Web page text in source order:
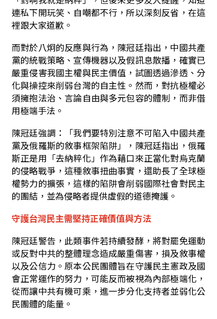
連私下開玩笑、自嘲都不行，所以深刻反省，在這
裡跟大家道歉。
而對於八炯的反應與行為，陳冠廷指出，中國共產
黨的統戰策略、宣傳機器以及假訊息散播，確實已
嚴重侵害我國主權與民主價值，試圖透過滲透、分
化與操控來削弱台灣的自主性。然而，對抗極權必
須擁抱法治、言論自由與多元包容的體制，而非借
用極端手法。
陳冠廷強調：「我們要特別注意不可陷入中國共產
黨及俄羅斯的敘事框架陷阱」，陳冠廷指出，俄羅
斯正是用「去納粹化」作為藉口來正當化對烏克蘭
的侵略戰爭，這種敘事扭曲事實，還助長了全球極
權勢力的擴張，這樣的陷阱會削弱國際社會對民主
的團結，並為侵略者提供虛假的道德掩護。
守護台灣民主需堅持正確價值與方法
陳冠廷警告，此類事件若持續發酵，將對罷免運動
或反對中共的整體理念造成嚴重傷害，損及敘事權
以及公信力。原本公民團體旨在守護民主憲政及國
會正常運作的努力，可能反而被視為內部極端化，
從而讓中共有機可乘，進一步分化支持者並弱化公
民團體的能量。